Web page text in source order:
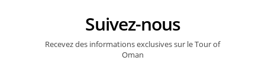
Suivez-nous
Recevez des informations exclusives sur le Tour of
Oman